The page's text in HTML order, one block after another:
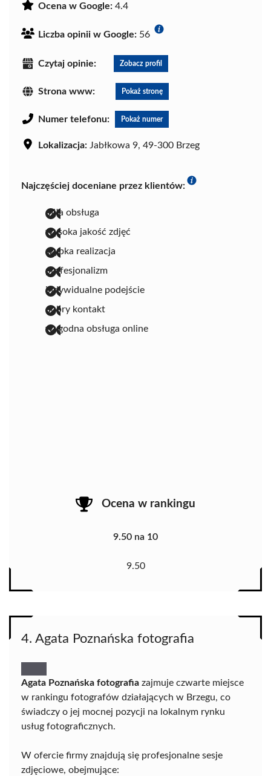
Ocena w Google: 4.4
Liczba opinii w Google: 56
Czytaj opinie: Zobacz profil
Strona www: Pokaż stronę
Numer telefonu: Pokaż numer
Lokalizacja: Jabłkowa 9, 49-300 Brzeg
Najczęściej doceniane przez klientów:
miła obsługa
wysoka jakość zdjęć
szybka realizacja
profesjonalizm
indywidualne podejście
dobry kontakt
wygodna obsługa online
Ocena w rankingu
9.50 na 10
9.50
4. Agata Poznańska fotografia
Agata Poznańska fotografia zajmuje czwarte miejsce
w rankingu fotografów działających w Brzegu, co
świadczy o jej mocnej pozycji na lokalnym rynku
usług fotograficznych.
W ofercie firmy znajdują się profesjonalne sesje
zdjęciowe, obejmujące: